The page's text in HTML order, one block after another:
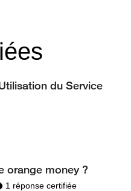
du Service
orange money ?
1 réponse certifiée